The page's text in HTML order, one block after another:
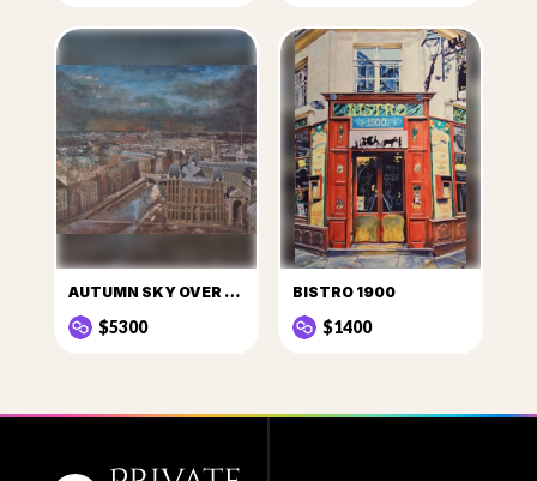
AUTUMN SKY OVER PARIS
$5300
BISTRO 1900
$1400